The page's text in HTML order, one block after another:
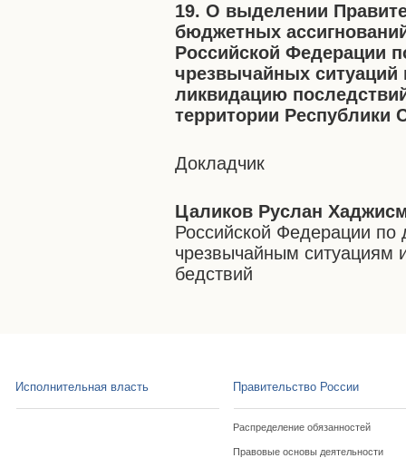
19. О выделении
бюджетных
Российской Федерации
чрезвычайных ситуаций
ликвидацию
территории Республики
Докладчик
Цаликов Руслан
Российской Федерации
чрезвычайным ситуациям
бедствий
Исполнительная власть Правительство России
Распределение обязанностей
Правовые основы деятельности